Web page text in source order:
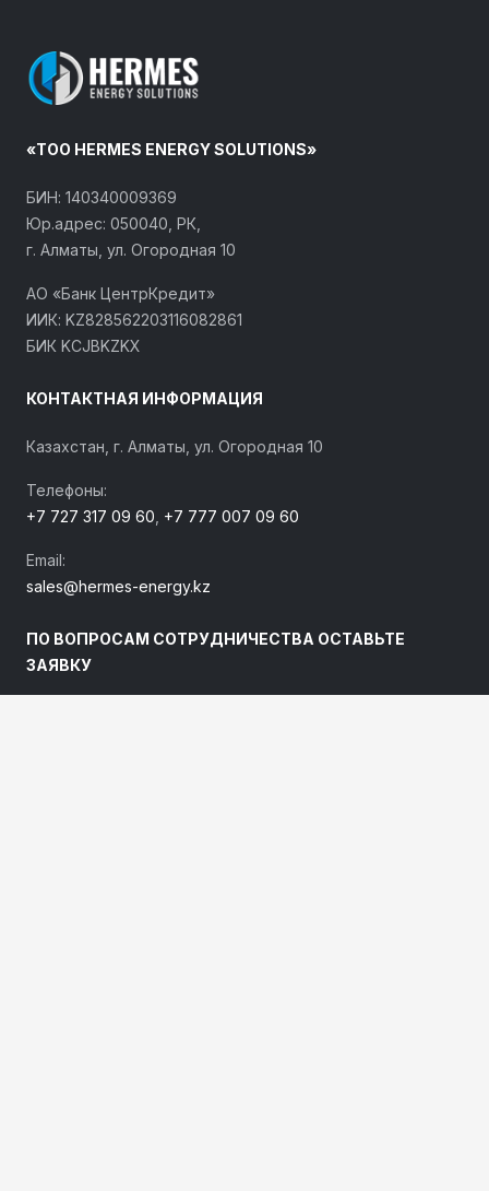
«ТОО HERMES ENERGY SOLUTIONS»
БИН: 140340009369
Юр.адрес: 050040, РК,
г. Алматы, ул. Огородная 10
АО «Банк ЦентрКредит»
ИИК: KZ828562203116082861
БИК KCJBKZKX
КОНТАКТНАЯ ИНФОРМАЦИЯ
Казахстан, г. Алматы, ул. Огородная 10
Телефоны:
+7 727 317 09 60 +7 777 007 09 60
Email:
sales@hermes-energy.kz
ПО ВОПРОСАМ СОТРУДНИЧЕСТВА ОСТАВЬТЕ
ЗАЯВКУ